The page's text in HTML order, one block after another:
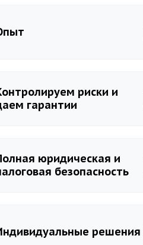
риски и
гарантии
юридическая и
безопасность
решения